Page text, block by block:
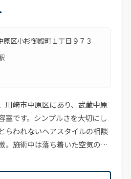
区小杉御殿町１丁目９７３
川崎市中原区にあり、武蔵中原
室です。シンプルさを大切にし
らわれないヘアスタイルの相談
。施術中は落ち着いた空気の中